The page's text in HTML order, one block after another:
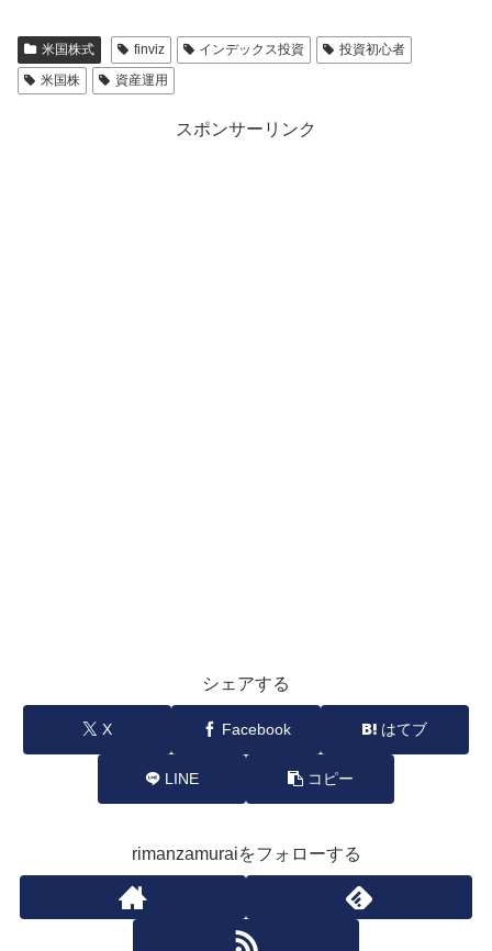
米国株式 finviz インデックス投資
投資初心者
米国株
資産運用
スポンサーリンク
シェアする
X Facebook はてブ
LINE コピー
rimanzamuraiをフォローする